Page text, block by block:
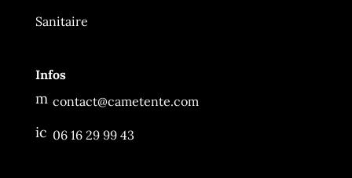
Sanitaire
Infos
m
sa
g
contact@cametente.com
ic 06 16 29 99 43